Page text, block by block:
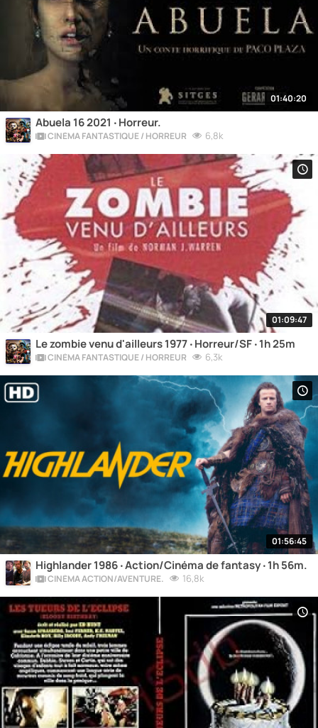
01:40:20
Abuela 16 2021 ‧ Horreur.
CINÉMA FANTASTIQUE / HORREUR 6,8k
01:09:47
Le zombie venu d'ailleurs 1977 ‧ Horreur/SF ‧ 1h 25m
CINÉMA FANTASTIQUE / HORREUR 6,3k
01:56:45
Highlander 1986 ‧ Action/Cinéma de fantasy ‧ 1h 56m.
CINÉMA ACTION/AVENTURE. 16,8k